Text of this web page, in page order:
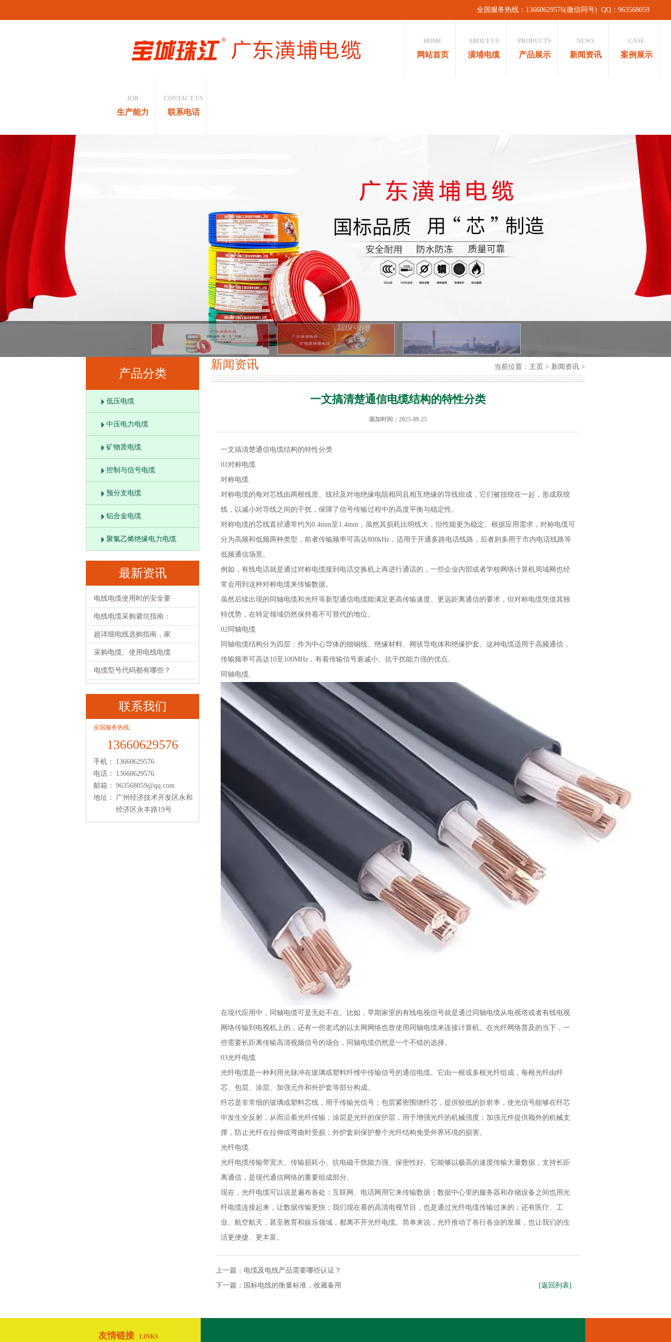
全国服务热线：13660629576(微信同号) QQ：963568059
HOME
网站首页
ABOUT US
潢埔电缆
PRODUCTS
产品展示
NEWS
新闻资讯
CASE
案例展示
JOB
生产能力
CONTACT US
联系电话
产品分类
低压电缆
中压电力电缆
矿物质电缆
控制与信号电缆
预分支电缆
铝合金电缆
聚氯乙烯绝缘电力电缆
最新资讯
电线电缆使用时的安全要
电线电缆采购避坑指南：
超详细电线选购指南，家
采购电缆、使用电线电缆
电缆型号代码都有哪些？
联系我们
全国服务热线:
13660629576
手机：
13660629576
电话：
13660629576
邮箱： 963568059@qq.com
地址：
广州经济技术开发区永和
经济区永丰路19号
新闻资讯 当前位置： 主页 > 新闻资讯 >
一文搞清楚通信电缆结构的特性分类
添加时间：2025-09-25
一文搞清楚通信电缆结构的特性分类
01对称电缆
对称电缆
对称电缆的每对芯线由两根线质、线径及对地绝缘电阻相同且相互绝缘的导线组成，它们被扭绞在一起，形成双绞
线，以减小对导线之间的干扰，保障了信号传输过程中的高度平衡与稳定性。
对称电缆的芯线直径通常约为0.4mm至1.4mm，虽然其损耗比明线大，但性能更为稳定。根据应用需求，对称电缆可
分为高频和低频两种类型，前者传输频率可高达800kHz，适用于开通多路电话线路，后者则多用于市内电话线路等
低频通信场景。
例如，有线电话就是通过对称电缆接到电话交换机上再进行通话的，一些企业内部或者学校网络计算机局域网也经
常会用到这种对称电缆来传输数据。
虽然后续出现的同轴电缆和光纤等新型通信电缆能满足更高传输速度、更远距离通信的要求，但对称电缆凭借其独
特优势，在特定领域仍然保持着不可替代的地位。
02同轴电缆
同轴电缆结构分为四层：作为中心导体的细铜线、绝缘材料、网状导电体和绝缘护套。这种电缆适用于高频通信，
传输频率可高达10至100MHz，有着传输信号衰减小、抗干扰能力强的优点。
同轴电缆.
在现代应用中，同轴电缆可是无处不在。比如，早期家里的有线电视信号就是通过同轴电缆从电视塔或者有线电视
网络传输到电视机上的，还有一些老式的以太网网络也曾使用同轴电缆来连接计算机。在光纤网络普及的当下，一
些需要长距离传输高清视频信号的场合，同轴电缆仍然是一个不错的选择。
03光纤电缆
光纤电缆是一种利用光脉冲在玻璃或塑料纤维中传输信号的通信电缆。它由一根或多根光纤组成，每根光纤由纤
芯、包层、涂层、加强元件和外护套等部分构成。
纤芯是非常细的玻璃或塑料芯线，用于传输光信号；包层紧密围绕纤芯，提供较低的折射率，使光信号能够在纤芯
中发生全反射，从而沿着光纤传输；涂层是光纤的保护层，用于增强光纤的机械强度；加强元件提供额外的机械支
撑，防止光纤在拉伸或弯曲时受损；外护套则保护整个光纤结构免受外界环境的损害。
光纤电缆
光纤电缆传输带宽大、传输损耗小、抗电磁干扰能力强、保密性好。它能够以极高的速度传输大量数据，支持长距
离通信，是现代通信网络的重要组成部分。
现在，光纤电缆可以说是遍布各处：互联网、电话网用它来传输数据；数据中心里的服务器和存储设备之间也用光
纤电缆连接起来，让数据传输更快；我们现在看的高清电视节目，也是通过光纤电缆传输过来的；还有医疗、工
业、航空航天，甚至教育和娱乐领域，都离不开光纤电缆。简单来说，光纤推动了各行各业的发展，也让我们的生
活更便捷、更丰富。
上一篇： 电缆及电线产品需要哪些认证？
下一篇： 国标电线的衡量标准，收藏备用 [返回列表]
友情链接 LINKS